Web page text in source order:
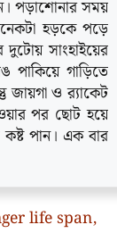
পড়াশোনার সময়
হড়কে পড়ে
সাংহাইয়ের
পাকিয়ে গাড়িতে
জায়গা ও র‌্যাকেট
পর ছোট হয়ে
পান। এক বার
life span,